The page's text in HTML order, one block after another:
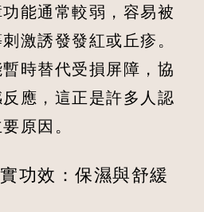
能通常較弱，容易被
激誘發發紅或丘疹。
時替代受損屏障，協
應，這正是許多人認
原因。
功效：保濕與舒緩